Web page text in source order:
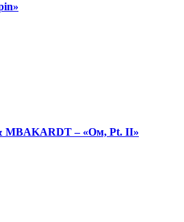
MBAKARDT – «Ом, Pt. II»